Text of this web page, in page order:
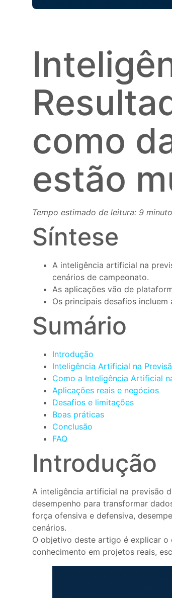
como
estão
Tempo estimado de leitura: 9
Síntese
A inteligência artificial na
cenários de campeonato.
As aplicações vão de
Os principais desafios
Sumário
Introdução
Inteligência Artificial na
Como a Inteligência Artificial
Aplicações reais e negócios
Desafios e limitações
Boas práticas
Conclusão
FAQ
Introdução
A inteligência artificial na previsão
desempenho para transformar
força ofensiva e defensiva,
cenários.
O objetivo deste artigo é explicar o
conhecimento em projetos reais,